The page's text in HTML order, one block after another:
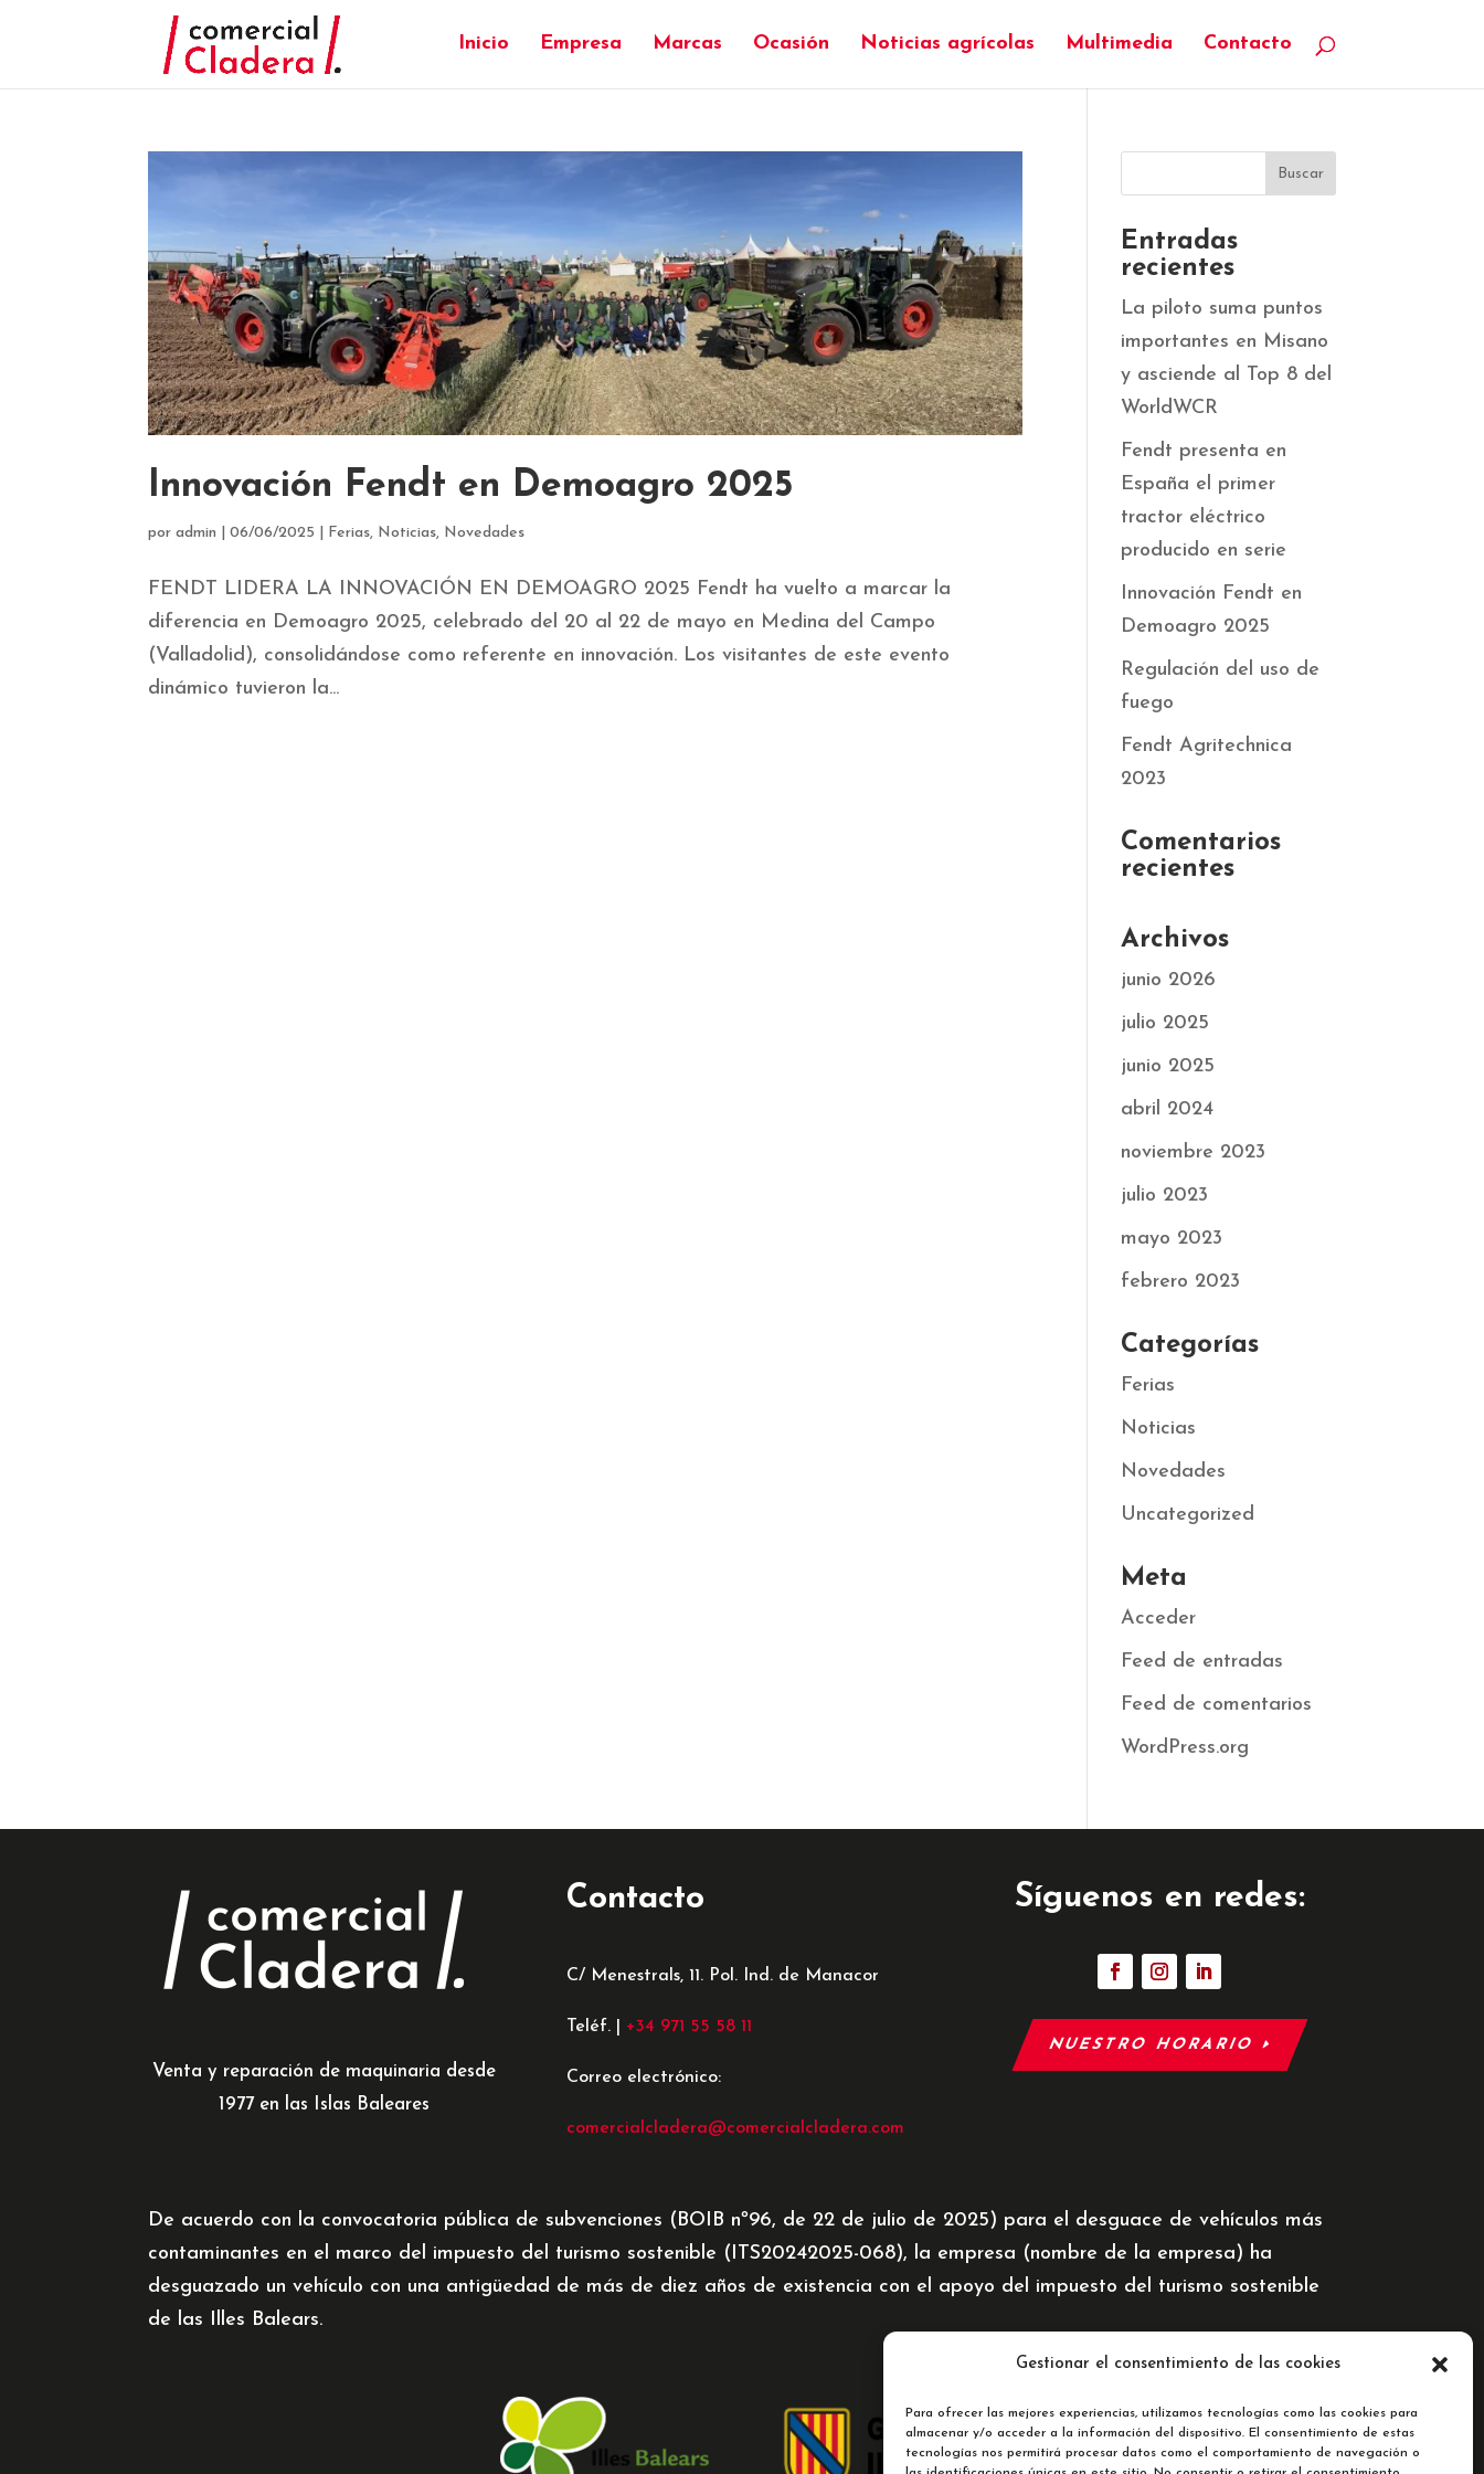
Gestionar el consentimiento de las cookies
Para ofrecer las mejores experiencias, utilizamos tecnologías como las cookies para
almacenar y/o acceder a la información del dispositivo. El consentimiento de estas
tecnologías nos permitirá procesar datos como el comportamiento de navegación o
Inicio Empresa Marcas Ocasión Noticias agrícolas Multimedia Contacto
Innovación Fendt en Demoagro 2025
poradmin |06/06/2025 Ferias, Noticias, Novedades
FENDT LIDERA LA INNOVACIÓN EN DEMOAGRO 2025 Fendt ha vuelto a marcar la
diferencia en Demoagro 2025, celebrado del 20 al 22 de mayo en Medina del Campo
(Valladolid), consolidándose como referente en innovación. Los visitantes de este evento
dinámico tuvieron la...
Entradas
recientes
La piloto suma puntos
importantes en Misano
y asciende al Top 8 del
WorldWCR
Fendt presenta en
España el primer
tractor eléctrico
producido en serie
Innovación Fendt en
Demoagro 2025
Regulación del uso de
fuego
Fendt Agritechnica
2023
Comentarios
recientes
Archivos
junio 2026
julio 2025
junio 2025
abril 2024
noviembre 2023
julio 2023
mayo 2023
febrero 2023
Categorías
Ferias
Noticias
Novedades
Uncategorized
Meta
Acceder
Feed de entradas
Feed de comentarios
WordPress.org
Venta y reparación de maquinaria desde
1977 en las Islas Baleares
Contacto
C/ Menestrals, 11. Pol. Ind. de Manacor
Teléf. | +34 971 55 58 11
Correo electrónico:
comercialcladera@comercialcladera.com
Síguenos en redes:
NUESTRO HORARIO
De acuerdo con la convocatoria pública de subvenciones (BOIB nº96, de 22 de julio de 2025) para el desguace de vehículos más
contaminantes en el marco del impuesto del turismo sostenible (ITS20242025-068), la empresa (nombre de la empresa) ha
desguazado un vehículo con una antigüedad de más de diez años de existencia con el apoyo del impuesto del turismo sostenible
de las Illes Balears.